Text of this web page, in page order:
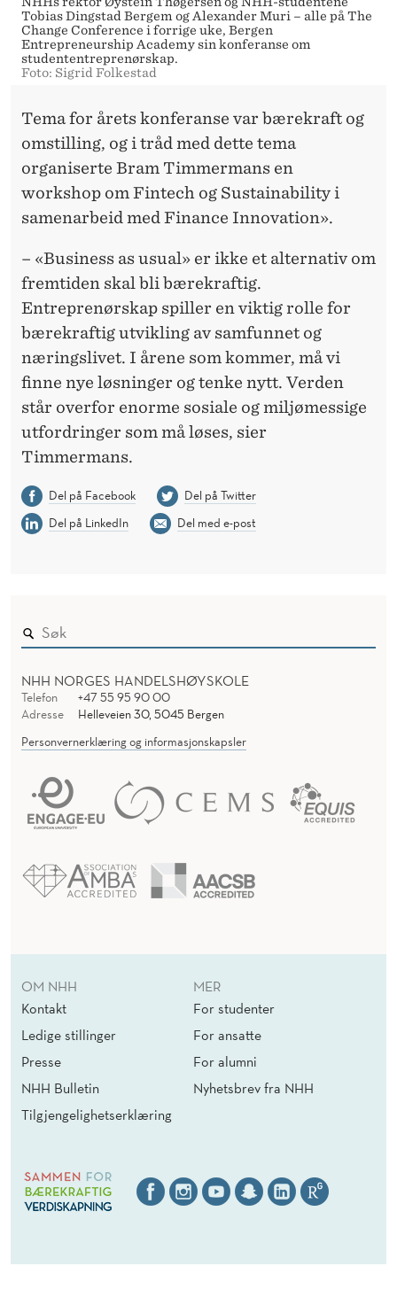
Tobias Dingstad Bergem og Alexander Muri – alle på The
Change Conference i forrige uke, Bergen
Entrepreneurship Academy sin konferanse om
studententreprenørskap.
Foto: Sigrid Folkestad
Tema for årets konferanse var bærekraft og
omstilling, og i tråd med dette tema
organiserte Bram Timmermans en
workshop om Fintech og Sustainability i
samenarbeid med Finance Innovation».
– «Business as usual» er ikke et alternativ om
fremtiden skal bli bærekraftig.
Entreprenørskap spiller en viktig rolle for
bærekraftig utvikling av samfunnet og
næringslivet. I årene som kommer, må vi
finne nye løsninger og tenke nytt. Verden
står overfor enorme sosiale og miljømessige
utfordringer som må løses, sier
Timmermans.
Del på Facebook
Del på Twitter
Del på LinkedIn
Del med e-post
NHH NORGES HANDELSHØYSKOLE
Telefon
+47 55 95 90 00
Adresse
Helleveien 30, 5045 Bergen
Personvernerklæring og informasjonskapsler
OM NHH
Kontakt
Ledige stillinger
Presse
NHH Bulletin
Tilgjengelighetserklæring
MER
For studenter
For ansatte
For alumni
Nyhetsbrev fra NHH